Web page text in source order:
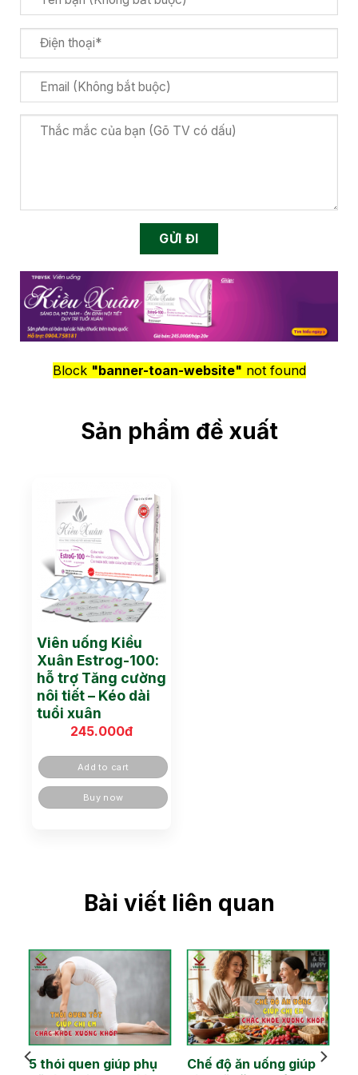
Block "banner-toan-website" not found
Sản phẩm đề xuất
Viên uống Kiều
Xuân Estrog-100:
hỗ trợ Tăng cường
nôi tiết – Kéo dài
tuổi xuân
245.000đ
Add to cart
Buy now
Bài viết liên quan
5 thói quen giúp phụ
Chế độ ăn uống giúp